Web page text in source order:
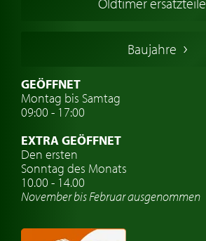
Deutsche Oldtimer
Schwedische Oldtimer
Oldtimer mit h-kennzeichen
Auto Oldtimer Markt
Oldtimer-Versicherung
Oldtimer-Clubs
Oldtimer-Reisen
Baujahre
GEÖFFNET
Montag bis Samtag
09:00 - 17:00
EXTRA GEÖFFNET
Den ersten
Sonntag des Monats
10.00 - 14.00
November bis Februar ausgenommen